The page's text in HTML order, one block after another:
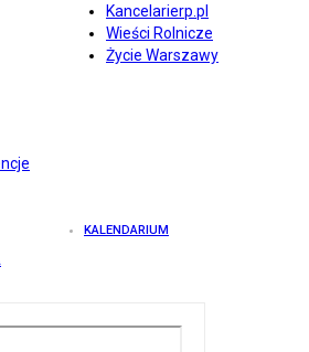
Kancelarierp.pl
Wieści Rolnicze
Życie Warszawy
KALENDARIUM